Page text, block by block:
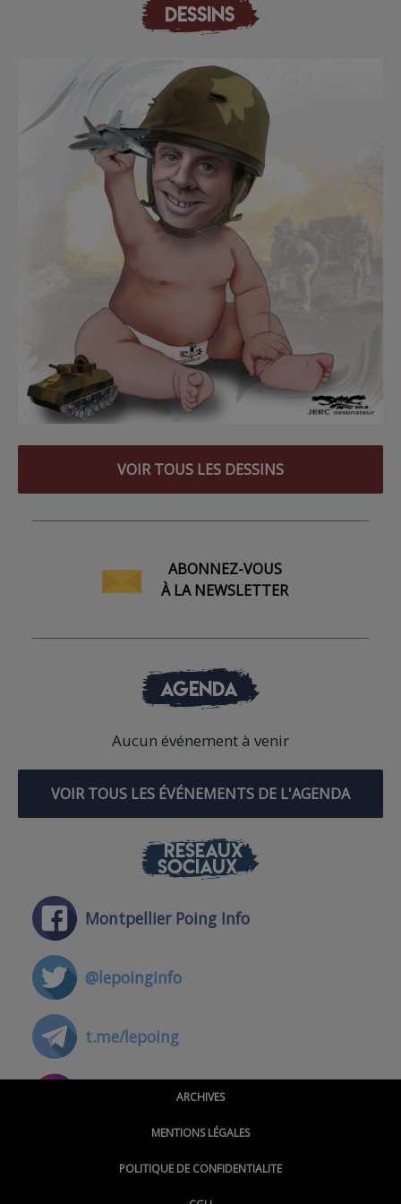
DESSINS
VOIR TOUS LES DESSINS
ABONNEZ-VOUS
À LA NEWSLETTER
AGENDA
Aucun événement à venir
VOIR TOUS LES ÉVÉNEMENTS DE L'AGENDA
RÉSEAUX
SOCIAUX
Montpellier Poing Info
@lepoinginfo
t.me/lepoing
@montpellierpoinginfo
ARCHIVES
MENTIONS LÉGALES
POLITIQUE DE CONFIDENTIALITE